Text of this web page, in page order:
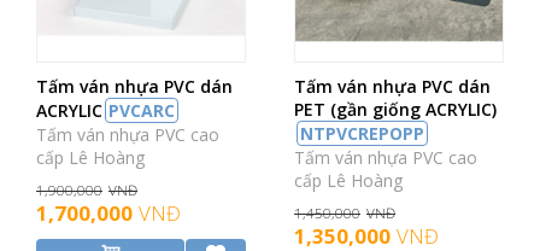
Tấm ván nhựa PVC dán
ACRYLIC PVCARC
Tấm ván nhựa PVC cao
cấp Lê Hoàng
1,900,000 VNĐ
1,700,000 VNĐ
Tấm ván nhựa PVC dán
PET (gần giống ACRYLIC)
NTPVCREPOPP
Tấm ván nhựa PVC cao
cấp Lê Hoàng
1,450,000 VNĐ
1,350,000 VNĐ